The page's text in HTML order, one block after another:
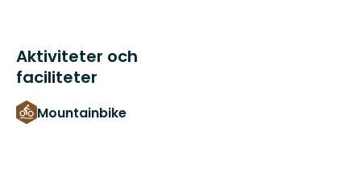
Aktiviteter och
faciliteter
Mountainbike